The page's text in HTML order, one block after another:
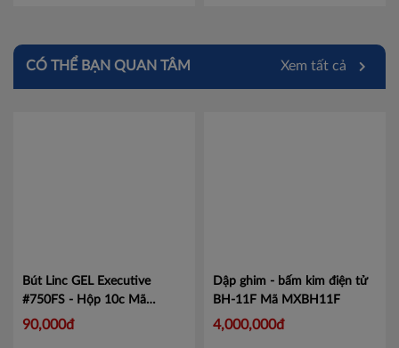
CÓ THỂ BẠN QUAN TÂM Xem tất cả
Bút Linc GEL Executive
#750FS - Hộp 10c Mã
LIN750
90,000đ
Dập ghim - bấm kim điện tử
BH-11F Mã MXBH11F
4,000,000đ